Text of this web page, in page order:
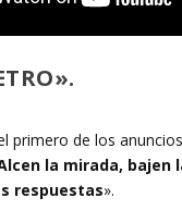
.
primero de los
la mirada, bajen
respuestas».